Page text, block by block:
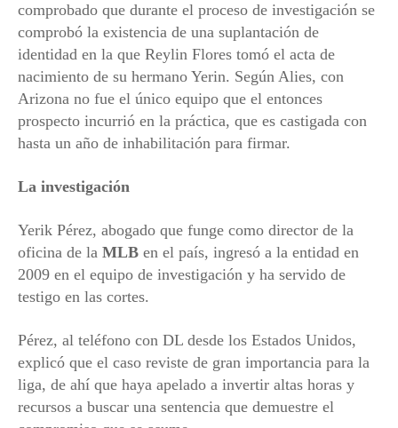
comprobado que durante el proceso de investigación se
comprobó la existencia de una suplantación de
identidad en la que Reylin Flores tomó el acta de
nacimiento de su hermano Yerin. Según Alies, con
Arizona no fue el único equipo que el entonces
prospecto incurrió en la práctica, que es castigada con
hasta un año de inhabilitación para firmar.
La investigación
Yerik Pérez, abogado que funge como director de la
oficina de la MLB en el país, ingresó a la entidad en
2009 en el equipo de investigación y ha servido de
testigo en las cortes.
Pérez, al teléfono con DL desde los Estados Unidos,
explicó que el caso reviste de gran importancia para la
liga, de ahí que haya apelado a invertir altas horas y
recursos a buscar una sentencia que demuestre el